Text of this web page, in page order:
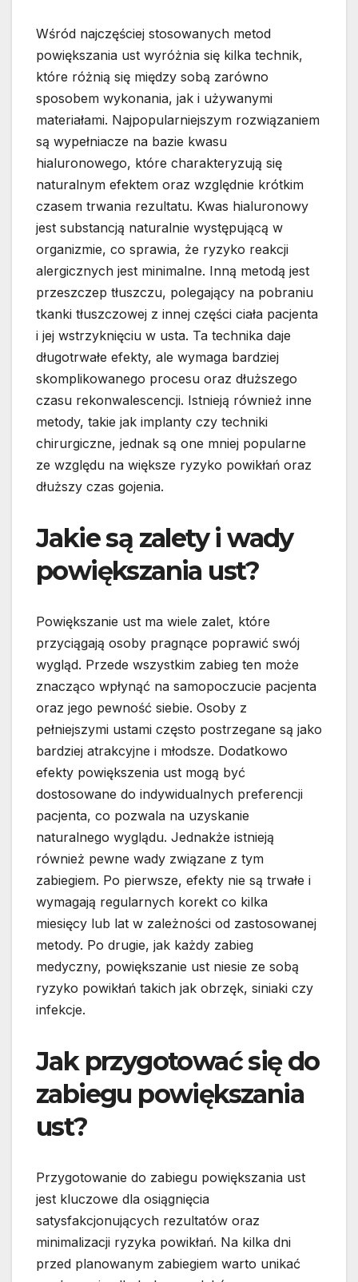
Wśród najczęściej stosowanych metod
powiększania ust wyróżnia się kilka technik,
które różnią się między sobą zarówno
sposobem wykonania, jak i używanymi
materiałami. Najpopularniejszym rozwiązaniem
są wypełniacze na bazie kwasu
hialuronowego, które charakteryzują się
naturalnym efektem oraz względnie krótkim
czasem trwania rezultatu. Kwas hialuronowy
jest substancją naturalnie występującą w
organizmie, co sprawia, że ryzyko reakcji
alergicznych jest minimalne. Inną metodą jest
przeszczep tłuszczu, polegający na pobraniu
tkanki tłuszczowej z innej części ciała pacjenta
i jej wstrzyknięciu w usta. Ta technika daje
długotrwałe efekty, ale wymaga bardziej
skomplikowanego procesu oraz dłuższego
czasu rekonwalescencji. Istnieją również inne
metody, takie jak implanty czy techniki
chirurgiczne, jednak są one mniej popularne
ze względu na większe ryzyko powikłań oraz
dłuższy czas gojenia.
Jakie są zalety i wady
powiększania ust?
Powiększanie ust ma wiele zalet, które
przyciągają osoby pragnące poprawić swój
wygląd. Przede wszystkim zabieg ten może
znacząco wpłynąć na samopoczucie pacjenta
oraz jego pewność siebie. Osoby z
pełniejszymi ustami często postrzegane są jako
bardziej atrakcyjne i młodsze. Dodatkowo
efekty powiększenia ust mogą być
dostosowane do indywidualnych preferencji
pacjenta, co pozwala na uzyskanie
naturalnego wyglądu. Jednakże istnieją
również pewne wady związane z tym
zabiegiem. Po pierwsze, efekty nie są trwałe i
wymagają regularnych korekt co kilka
miesięcy lub lat w zależności od zastosowanej
metody. Po drugie, jak każdy zabieg
medyczny, powiększanie ust niesie ze sobą
ryzyko powikłań takich jak obrzęk, siniaki czy
infekcje.
Jak przygotować się do
zabiegu powiększania
ust?
Przygotowanie do zabiegu powiększania ust
jest kluczowe dla osiągnięcia
satysfakcjonujących rezultatów oraz
minimalizacji ryzyka powikłań. Na kilka dni
przed planowanym zabiegiem warto unikać